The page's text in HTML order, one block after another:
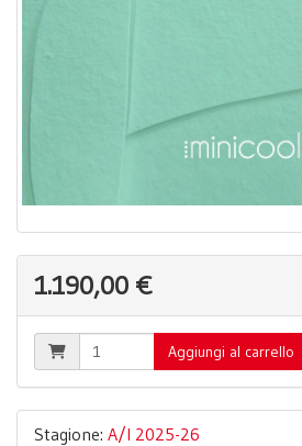
1.190,00 €
Aggiungi al carrello
Stagione: A/I 2025-26